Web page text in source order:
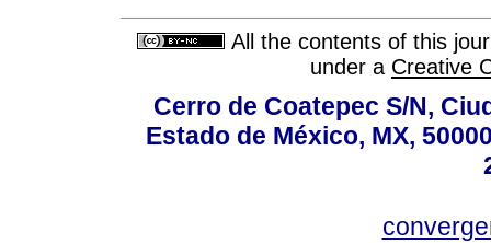
All the contents of this
under a Creative
Cerro de Coatepec S/N,
Estado de México, MX,